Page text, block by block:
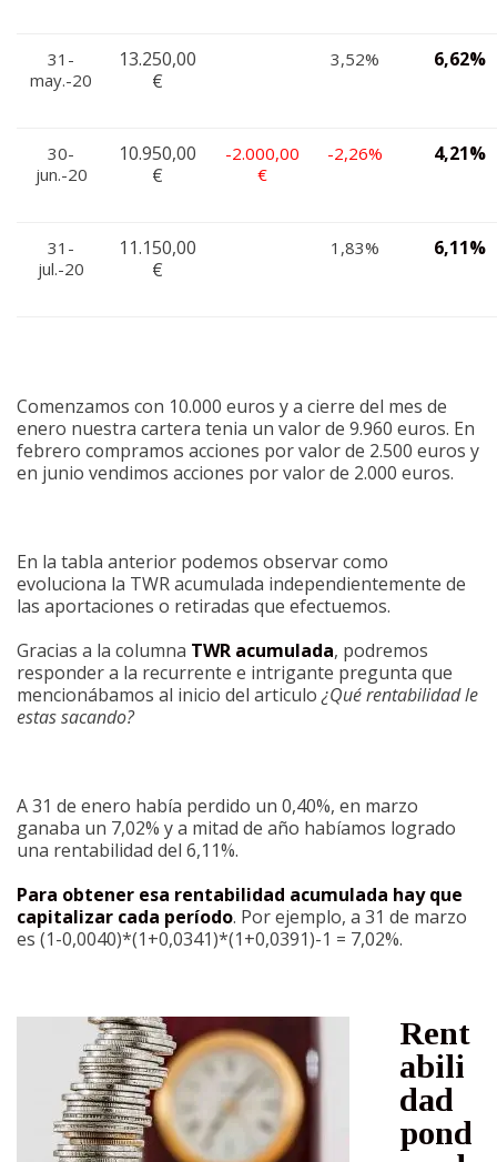
31-
may.-20
13.250,00
€
3,52% 6,62%
30-
jun.-20
10.950,00
€
-2.000,00
€
-2,26% 4,21%
31-
jul.-20
11.150,00
€
1,83% 6,11%
Comenzamos con 10.000 euros y a cierre del mes de
enero nuestra cartera tenia un valor de 9.960 euros. En
febrero compramos acciones por valor de 2.500 euros y
en junio vendimos acciones por valor de 2.000 euros.
En la tabla anterior podemos observar como
evoluciona la TWR acumulada independientemente de
las aportaciones o retiradas que efectuemos.
Gracias a la columna TWR acumulada, podremos
responder a la recurrente e intrigante pregunta que
mencionábamos al inicio del articulo¿Qué rentabilidad le
estas sacando?
A 31 de enero había perdido un 0,40%, en marzo
ganaba un 7,02% y a mitad de año habíamos logrado
una rentabilidad del 6,11%.
Para obtener esa rentabilidad acumulada hay que
capitalizar cada período. Por ejemplo, a 31 de marzo
es (1-0,0040)*(1+0,0341)*(1+0,0391)-1 = 7,02%.
Rent
abili
dad
pond